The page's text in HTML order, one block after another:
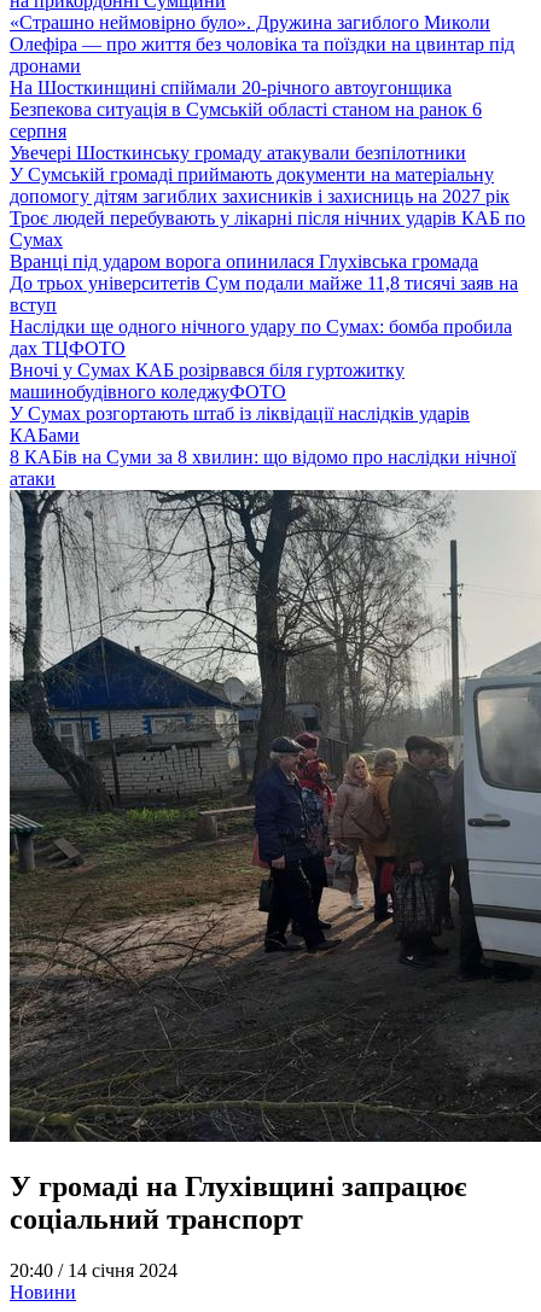
«Страшно неймовірно було». Дружина загиблого Миколи
Олефіра — про життя без чоловіка та поїздки на цвинтар під
дронами
На Шосткинщині спіймали 20-річного автоугонщика
Безпекова ситуація в Сумській області станом на ранок 6
серпня
Увечері Шосткинську громаду атакували безпілотники
У Сумській громаді приймають документи на матеріальну
допомогу дітям загиблих захисників і захисниць на 2027 рік
Троє людей перебувають у лікарні після нічних ударів КАБ по
Сумах
Вранці під ударом ворога опинилася Глухівська громада
До трьох університетів Сум подали майже 11,8 тисячі заяв на
вступ
Наслідки ще одного нічного удару по Сумах: бомба пробила
дах ТЦФОТО
Вночі у Сумах КАБ розірвався біля гуртожитку
машинобудівного коледжуФОТО
У Сумах розгортають штаб із ліквідації наслідків ударів
КАБами
8 КАБів на Суми за 8 хвилин: що відомо про наслідки нічної
атаки
У громаді на Глухівщині запрацює
соціальний транспорт
20:40 / 14 січня 2024
Новини